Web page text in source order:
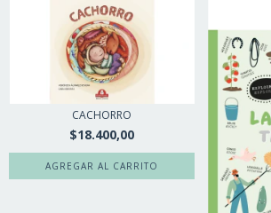
CACHORRO
$18.400,00